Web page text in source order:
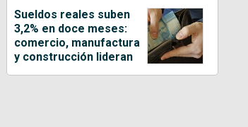
Sueldos reales suben
3,2% en doce meses:
comercio, manufactura
y construcción lideran